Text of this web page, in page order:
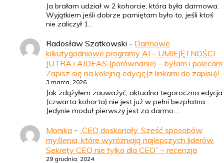
Ja brałam udział w 2 kohorcie, która była darmowa.
Wyjątkiem jeśli dobrze pamiętam było to, jeśli ktoś
nie zaliczył 1…
Radosław Szatkowski - Darmowe
kilkutygodniowe programy AI – UMIEJĘTNOŚCI
JUTRA i AIDEAS (porównanie) – byłam i polecam.
Zapisz się na kolejną edycję(z linkami do zapisu)!
3 marca, 2026
Jak zdążyłem zauważyć, aktualna tegoroczna edycja
(czwarta kohorta) nie jest już w pełni bezpłatna.
Jedynie moduł pierwszy jest za darmo.…
Monika - „CEO doskonały. Sześć sposobów
myślenia, które wyróżniają najlepszych liderów.
Sekrety CEO nie tylko dla CEO” – recenzja
29 grudnia, 2024